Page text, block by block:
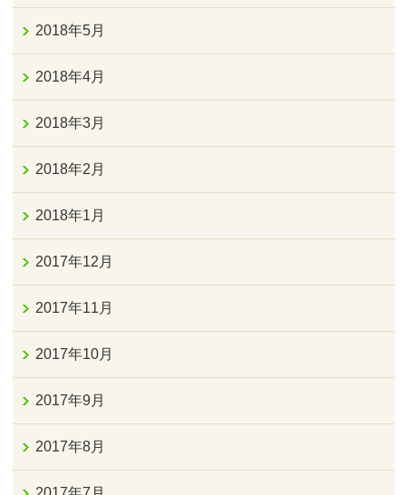
2018年5月
2018年4月
2018年3月
2018年2月
2018年1月
2017年12月
2017年11月
2017年10月
2017年9月
2017年8月